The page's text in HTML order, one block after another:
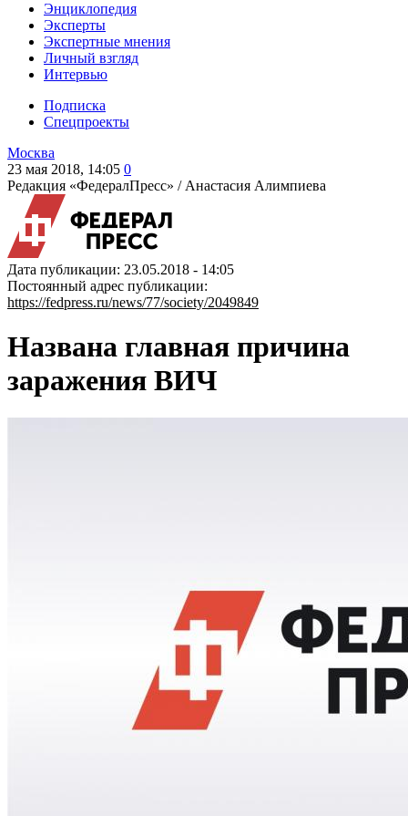
Энциклопедия
Эксперты
Экспертные мнения
Личный взгляд
Интервью
Подписка
Спецпроекты
Москва
23 мая 2018, 14:05 0
Редакция «ФедералПресс» / Анастасия Алимпиева
Дата публикации: 23.05.2018 - 14:05
Постоянный адрес публикации:
https://fedpress.ru/news/77/society/2049849
Названа главная причина
заражения ВИЧ